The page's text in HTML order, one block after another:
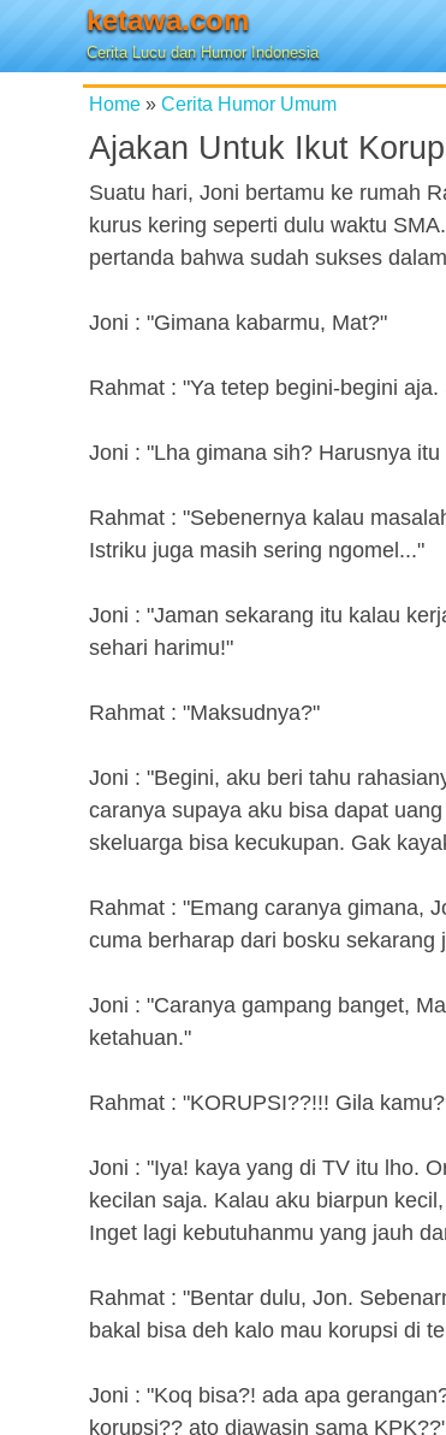
ketawa.com
Cerita Lucu dan Humor Indonesia
Home » Cerita Humor Umum
Ajakan Untuk Ikut
Suatu hari, Joni bertamu ke rumah
kurus kering seperti dulu waktu
pertanda bahwa sudah sukses
Joni : "Gimana kabarmu, Mat?"
Rahmat : "Ya tetep begini-begini
Joni : "Lha gimana sih? Harusnya
Rahmat : "Sebenernya kalau
Istriku juga masih sering ngomel..."
Joni : "Jaman sekarang itu kalau
sehari harimu!"
Rahmat : "Maksudnya?"
Joni : "Begini, aku beri tahu
caranya supaya aku bisa dapat
skeluarga bisa kecukupan. Gak
Rahmat : "Emang caranya gimana,
cuma berharap dari bosku sekarang
Joni : "Caranya gampang banget,
ketahuan."
Rahmat : "KORUPSI??!!! Gila
Joni : "Iya! kaya yang di TV itu lho.
kecilan saja. Kalau aku biarpun
Inget lagi kebutuhanmu yang jauh
Rahmat : "Bentar dulu, Jon.
bakal bisa deh kalo mau korupsi di
Joni : "Koq bisa?! ada apa
korupsi?? ato diawasin sama